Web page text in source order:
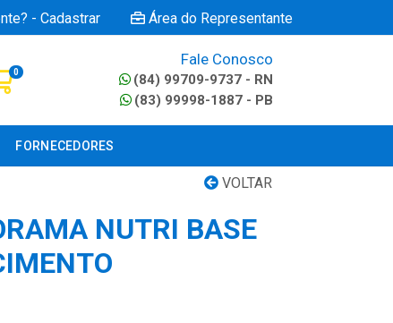
- Cadastrar Área do Representante
0
Fale Conosco
(84) 99709-9737 - RN
(83) 99998-1887 - PB
FORNECEDORES
VOLTAR
NUTRI BASE